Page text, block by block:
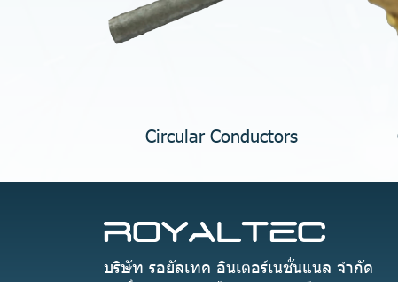
Circular Conductors
บริษัท รอยัลเทค อินเตอร์เนชั่นแนล จำกัด